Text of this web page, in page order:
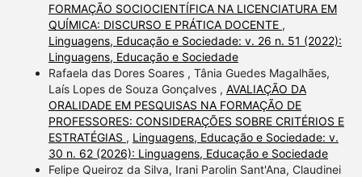
FORMAÇÃO SOCIOCIENTÍFICA NA LICENCIATURA EM
QUÍMICA: DISCURSO E PRÁTICA DOCENTE ,
Linguagens, Educação e Sociedade: v. 26 n. 51 (2022):
Linguagens, Educação e Sociedade
Rafaela das Dores Soares , Tânia Guedes Magalhães,
Laís Lopes de Souza Gonçalves , AVALIAÇÃO DA
ORALIDADE EM PESQUISAS NA FORMAÇÃO DE
PROFESSORES: CONSIDERAÇÕES SOBRE CRITÉRIOS E
ESTRATÉGIAS , Linguagens, Educação e Sociedade: v.
30 n. 62 (2026): Linguagens, Educação e Sociedade
Felipe Queiroz da Silva, Irani Parolin Sant'Ana, Claudinei